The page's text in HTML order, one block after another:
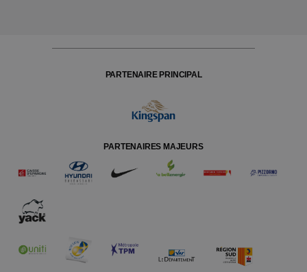
PARTENAIRE PRINCIPAL
PARTENAIRES MAJEURS